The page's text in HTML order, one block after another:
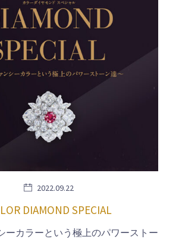
2022.09.22
DIAMOND SPECIAL
ーカラーという極上のパワーストー